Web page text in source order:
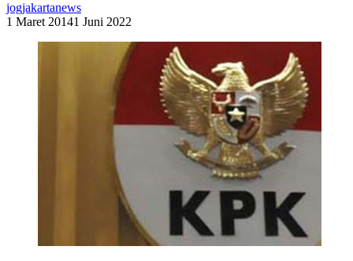
jogjakartanews
1 Maret 20141 Juni 2022